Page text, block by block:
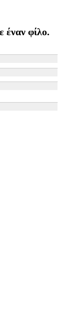
έναν φίλο.